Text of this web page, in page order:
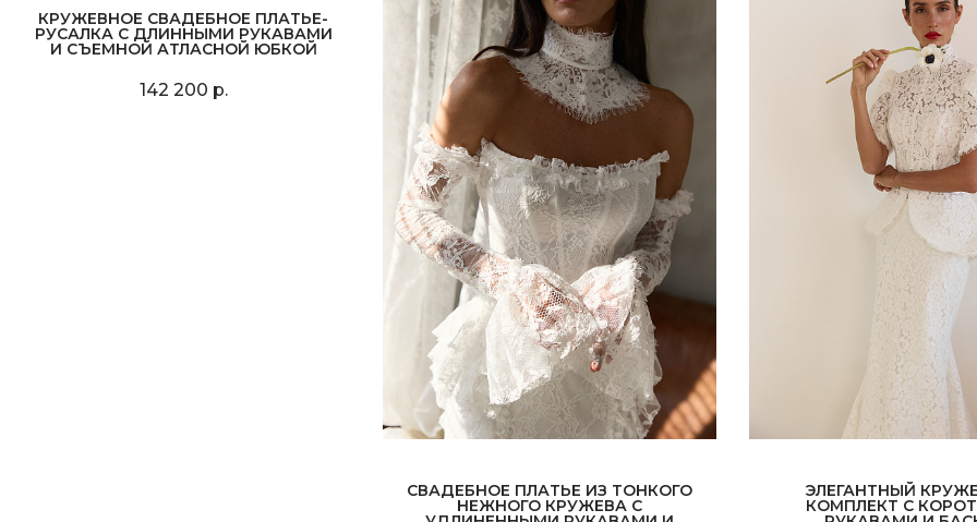
КРУЖЕВНОЕ СВАДЕБНОЕ ПЛАТЬЕ-
РУСАЛКА С ДЛИННЫМИ РУКАВАМИ
И СЪЕМНОЙ АТЛАСНОЙ ЮБКОЙ
142 200 р.
СВАДЕБНОЕ ПЛАТЬЕ ИЗ ТОНКОГО
НЕЖНОГО КРУЖЕВА С
ЭЛЕГАНТНЫЙ
КОМПЛЕКТ С